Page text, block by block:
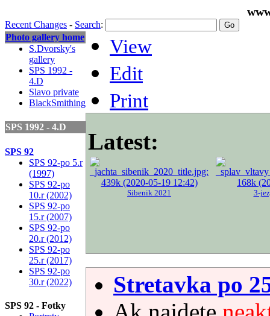
Recent Changes - Search:
Photo gallery home
S.Dvorsky's
gallery
SPS 1992 -
4.D
Slavo private
BlackSmithing
SPS 1992 - 4.D
SPS 92
SPS 92-po 5.r
(1997)
SPS 92-po
10.r (2002)
SPS 92-po
15.r (2007)
SPS 92-po
20.r (2012)
SPS 92-po
25.r (2017)
SPS 92-po
30.r (2022)
SPS 92 - Fotky
View
Edit
Print
Latest:
Sibenik 2021 3-
Stretavka po